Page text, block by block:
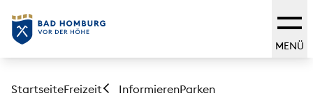
MENÜ
StartseiteFreizeit InformierenParken